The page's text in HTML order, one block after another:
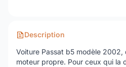
Description
Voiture Passat b5 modèle 2002,
moteur propre. Pour ceux qui la